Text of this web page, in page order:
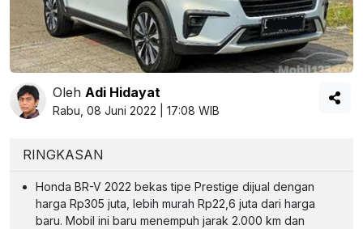
Oleh Adi Hidayat
Rabu, 08 Juni 2022 | 17:08 WIB
RINGKASAN
Honda BR-V 2022 bekas tipe Prestige dijual dengan
harga Rp305 juta, lebih murah Rp22,6 juta dari harga
baru. Mobil ini baru menempuh jarak 2.000 km dan